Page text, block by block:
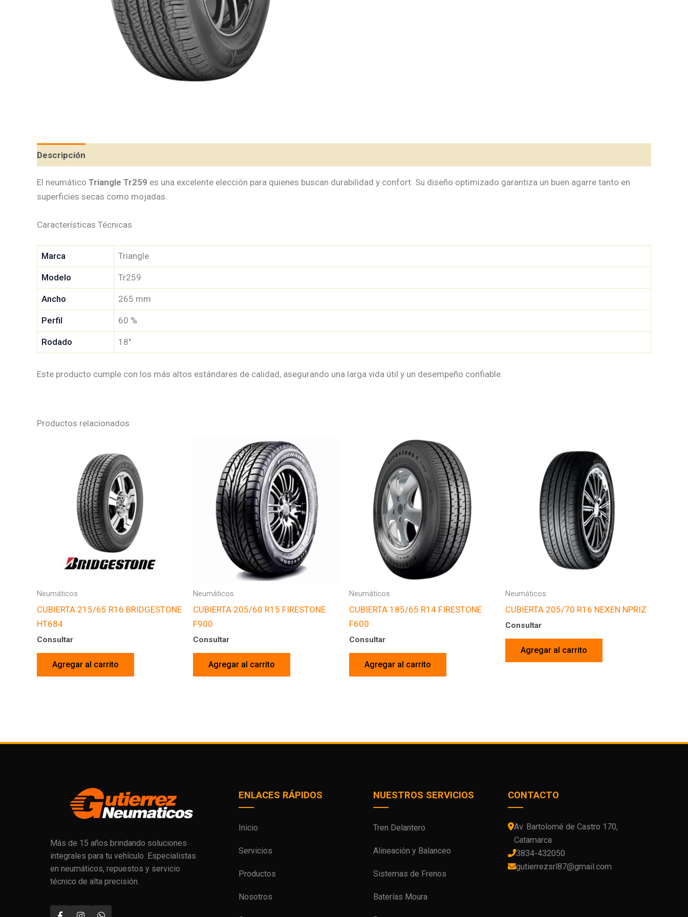
Descripción
El neumático Triangle Tr259 es una excelente elección para quienes buscan durabilidad y confort. Su diseño optimizado garantiza un buen agarre tanto en
superficies secas como mojadas.
Características Técnicas
Marca Triangle
Modelo Tr259
Ancho 265 mm
Perfil 60 %
Rodado 18″
Este producto cumple con los más altos estándares de calidad, asegurando una larga vida útil y un desempeño confiable.
Productos relacionados
Neumáticos
CUBIERTA 215/65 R16 BRIDGESTONE
HT684
Consultar
Agregar al carrito
Neumáticos
CUBIERTA 205/60 R15 FIRESTONE
F900
Consultar
Agregar al carrito
Neumáticos
CUBIERTA 185/65 R14 FIRESTONE
F600
Consultar
Agregar al carrito
Neumáticos
CUBIERTA 205/70 R16 NEXEN NPRIZ
Consultar
Agregar al carrito
Más de 15 años brindando soluciones
integrales para tu vehículo. Especialistas
en neumáticos, repuestos y servicio
técnico de alta precisión.
ENLACES RÁPIDOS
Inicio
Servicios
Productos
Nosotros
NUESTROS SERVICIOS
Tren Delantero
Alineación y Balanceo
Sistemas de Frenos
Baterías Moura
CONTACTO
Av. Bartolomé de Castro 170,
Catamarca
3834-432050
gutierrezsrl87@gmail.com